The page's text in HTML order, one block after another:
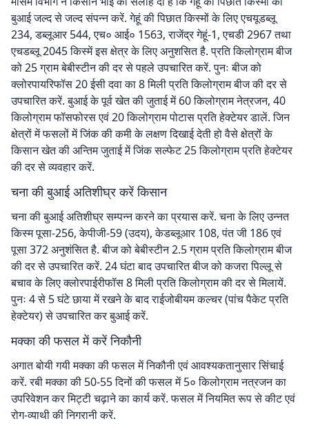
बुआई जल्द से जल्द संपन्न करें. गेहूं की पिछात किस्मों के लिए एचयूडब्लू
234, डब्लूआर 544, एच० आई० 1563, राजेंद्र गेहूं-1, एचडी 2967 तथा
एचडब्लू 2045 किस्में इस क्षेत्र के लिए अनुशसित है. प्रति किलोग्राम बीज
को 25 ग्राम बेबीस्टीन की दर से पहले उपचारित करें. पुनः बीज को
क्लोरपायरिफॉस 20 ईसी दवा का 8 मिली प्रति किलोग्राम बीज की दर से
उपचारित करें. बुआई के पूर्व खेत की जुताई में 60 किलोग्राम नेत्रजन, 40
किलोग्राम फॉसफोरस एवं 20 किलोग्राम पोटास प्रति हेक्टेयर डालें. जिन
क्षेत्रों में फसलों में जिंक की कमी के लक्षण दिखाई देती हो वैसे क्षेत्रों के
किसान खेत की अन्तिम जुताई में जिंक सल्फेट 25 किलोग्राम प्रति हेक्टेयर
की दर से व्यवहार करें.
चना की बुआई अतिशीघ्र करें किसान
चना की बुआई अतिशीघ्र सम्पन्न करने का प्रयास करें. चना के लिए उन्नत
किस्म पूसा-256, केपीजी-59 (उदय), केडब्लूआर 108, पंत जी 186 एवं
पूसा 372 अनुशंसित है. बीज को बेबीस्टीन 2.5 ग्राम प्रति किलोग्राम बीज
की दर से उपचारित करें. 24 घंटा बाद उपचारित बीज को कजरा पिल्लू से
बचाव के लिए क्लोरपाईरीफॉस 8 मिली प्रति किलोग्राम की दर से मिलायें.
पुनः 4 से 5 घंटे छाया में रखने के बाद राईजोबीयम कल्चर (पांच पैकेट प्रति
हेक्टेयर) से उपचारित कर बुआई करें.
मक्का की फसल में करें निकौनी
अगात बोयी गयी मक्का की फसल में निकौनी एवं आवश्यकतानुसार सिंचाई
करें. रबी मक्का की 50-55 दिनों की फसल में 5० किलोग्राम नत्रजन का
उपरिवेशन कर मिट्टी चढ़ाने का कार्य करें. फसल में नियमित रूप से कीट एवं
रोग-व्याथी की निगरानी करें.